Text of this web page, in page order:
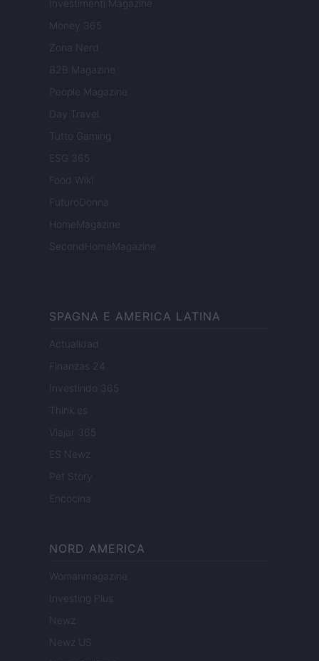
Investimenti Magazine
Money 365
Zona Nerd
B2B Magazine
People Magazine
Day Travel
Tutto Gaming
ESG 365
Food Wiki
FuturoDonna
HomeMagazine
SecondHomeMagazine
SPAGNA E AMERICA LATINA
Actualidad
Finanzas 24
Investindo 365
Think.es
Viajar 365
ES Newz
Pet Story
Encocina
NORD AMERICA
Womanmagazine
Investing Plus
Newz
Newz US